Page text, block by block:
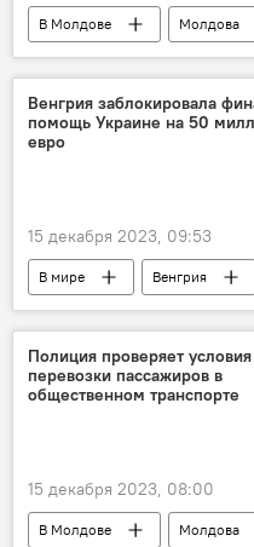
В Молдове Молдова
Венгрия заблокировала
помощь Украине на 50
евро
15 декабря 2023, 09:53
В мире Венгрия
Полиция проверяет условия
перевозки пассажиров в
общественном транспорте
15 декабря 2023, 08:00
В Молдове Молдова